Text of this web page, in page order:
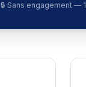
🔒 Sans engagement —